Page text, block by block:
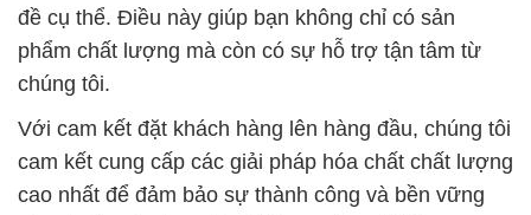
đề cụ thể. Điều này giúp bạn không chỉ có sản
phẩm chất lượng mà còn có sự hỗ trợ tận tâm từ
chúng tôi.
Với cam kết đặt khách hàng lên hàng đầu, chúng tôi
cam kết cung cấp các giải pháp hóa chất chất lượng
cao nhất để đảm bảo sự thành công và bền vững